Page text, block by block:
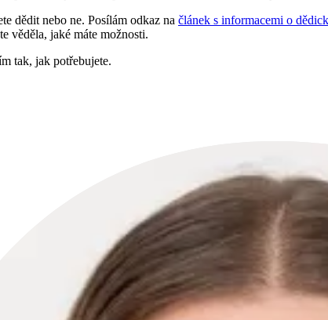
dědit nebo ne. Posílám odkaz na článek s informacemi o
věděla, jaké máte možnosti.
tak, jak potřebujete.